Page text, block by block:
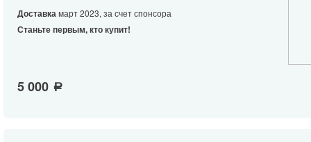
Доставкамарт 2023, за счет спонсора
Станьте первым, кто купит!
5 000 a